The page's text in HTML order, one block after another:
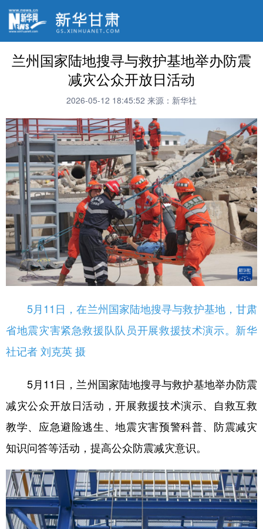
兰州国家陆地搜寻与救护基地举办防震
减灾公众开放日活动
2026-05-12 18:45:52 来源：新华社
5月11日，在兰州国家陆地搜寻与救护基地，甘肃
省地震灾害紧急救援队队员开展救援技术演示。新华
社记者 刘克英 摄
5月11日，兰州国家陆地搜寻与救护基地举办防震
减灾公众开放日活动，开展救援技术演示、自救互救
教学、应急避险逃生、地震灾害预警科普、防震减灾
知识问答等活动，提高公众防震减灾意识。